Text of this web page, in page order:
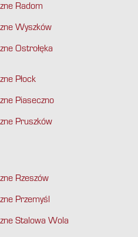
Radom
Wyszków
Ostrołęka
Płock
Piaseczno
Pruszków
Rzeszów
Przemyśl
Stalowa Wola